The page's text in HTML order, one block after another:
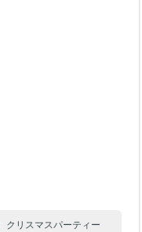
クリスマスパーティー